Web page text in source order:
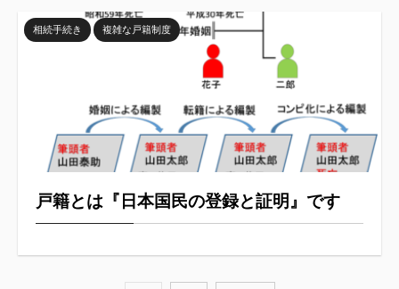
相続手続き 複雑な戸籍制度
戸籍とは『日本国民の登録と証明』です